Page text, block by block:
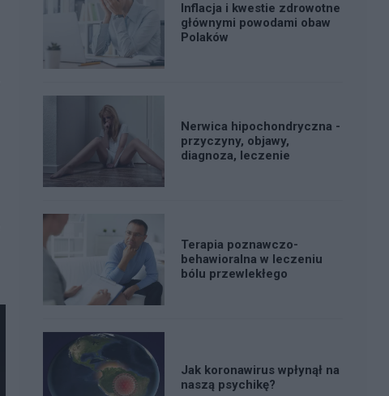
Inflacja i kwestie zdrowotne
głównymi powodami obaw
Polaków
Nerwica hipochondryczna -
przyczyny, objawy,
diagnoza, leczenie
Terapia poznawczo-
behawioralna w leczeniu
bólu przewlekłego
Jak koronawirus wpłynął na
naszą psychikę?